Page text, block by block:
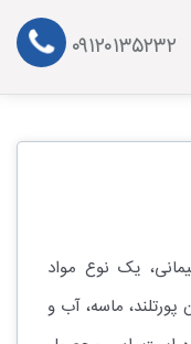
۰۹۱۲۰۱۳۵۲۳۲
یک نوع مواد
ماسه، آب و